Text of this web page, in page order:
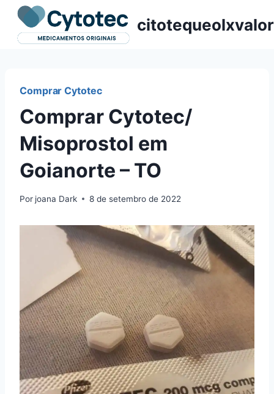
Pular
para
citotequeolxvalor
Comprar Cytotec
Comprar Cytotec/
Misoprostol em
Goianorte – TO
Por joana Dark 8 de setembro de 2022